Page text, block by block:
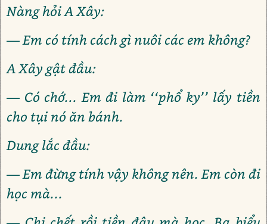
Nàng hỏi A Xây:
— Em có tính cách gì nuôi các em không?
A Xây gật đầu:
— Có chớ... Em đi làm ‘‘phổ ky’’ lấy tiền
cho tụi nó ăn bánh.
Dung lắc đầu:
— Em đừng tính vậy không nên. Em còn đi
học mà...